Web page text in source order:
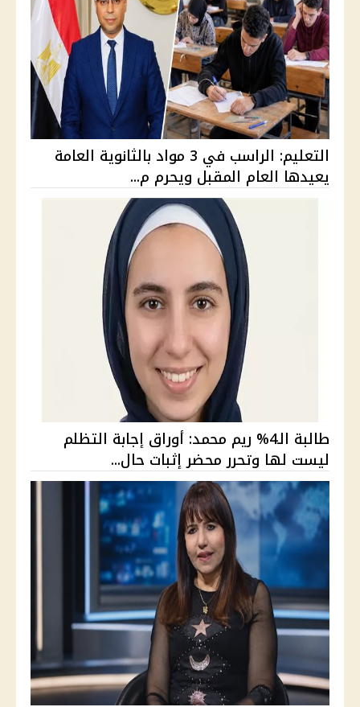
التعليم: الراسب في 3 مواد بالثانوية العامة
يعيدها العام المقبل ويحرم م...
طالبة الـ4% ريم محمد: أوراق إجابة التظلم
ليست لها وتحرر محضر إثبات حال...